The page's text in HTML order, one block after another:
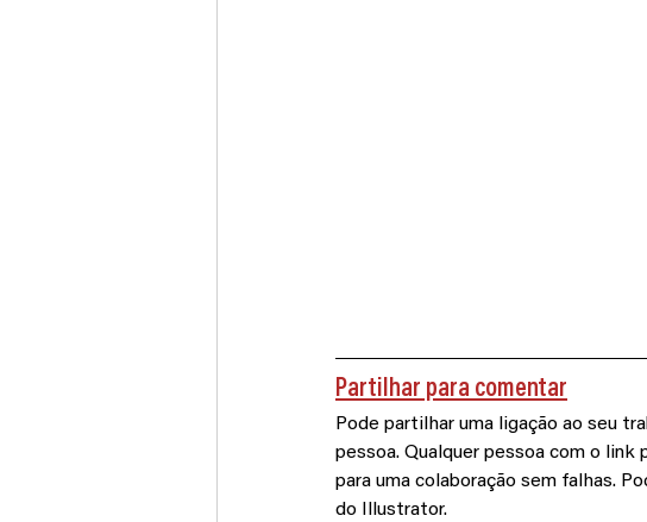
Partilhar para comentar
Pode partilhar uma ligação ao seu
pessoa. Qualquer pessoa com o
para uma colaboração sem falhas.
do Illustrator.